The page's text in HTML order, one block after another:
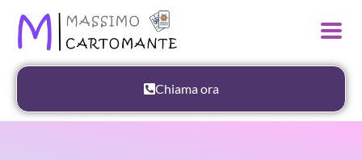
Chiama ora